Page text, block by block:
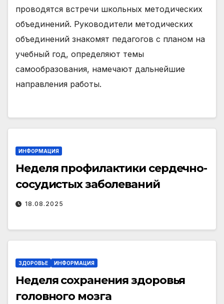
проводятся встречи школьных методических
объединений. Руководители методических
объединений знакомят педагогов с планом на
учебный год, определяют темы
самообразования, намечают дальнейшие
направления работы.
ИНФОРМАЦИЯ
Неделя профилактики сердечно-
сосудистых заболеваний
18.08.2025
ЗДОРОВЬЕ ИНФОРМАЦИЯ
Неделя сохранения здоровья
головного мозга